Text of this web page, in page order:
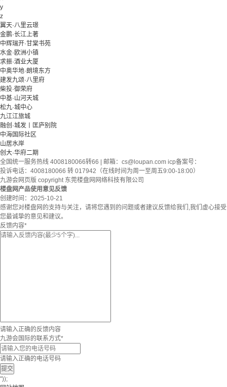
y
z
翼天·八里云璟
金鹏·长江上著
中辉瑞开·甘棠书苑
水金·欧洲小镇
求振·酒业大厦
中奥华地·朗境东方
建发九颂·八里府
柴投·御荣府
中基·山河天城
松九·城中心
九江江旅城
融创·城发丨匡庐别院
中海国际社区
山居水岸
创大·华府二期
全国统一服务热线 4008180066转66 | 邮箱： cs@loupan.com icp备案号：
投诉电话：4008180066 转 017942（在线时间为周一至周五9:00-18:00）
九游会网页版 copyright 东莞楼盘网网络科技有限公司
楼盘网产品使用意见反馈
创建时间： 2025-10-21
感谢您对楼盘网的支持与关注，请将您遇到的问题或者建议反馈给我们,我们虚心接受
您最诚挚的意见和建议。
反馈内容*
请输入正确的反馈内容
九游会国际的联系方式*
请输入正确的电话号码
提交
"));